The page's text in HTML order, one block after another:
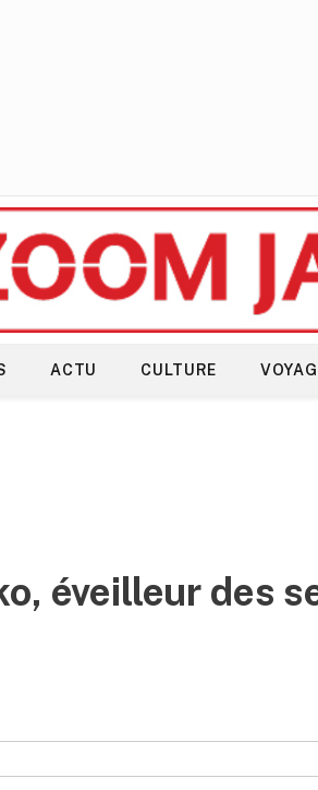
ACTU CULTURE
éveilleur des